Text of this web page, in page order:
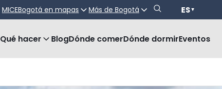
MICEBogotá en mapas Más de Bogotá ES ▼
Qué hacer BlogDónde comerDónde dormirEventos